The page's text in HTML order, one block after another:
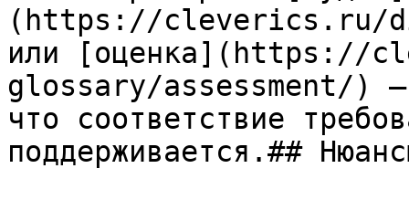
(https://cleverics.ru/
или [оценка](https://
glossary/assessment/) —
что соответствие
поддерживается.##